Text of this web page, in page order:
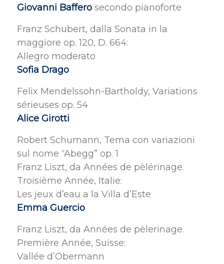
Giovanni Bafferosecondo pianoforte
Franz Schubert, dalla Sonata in la
maggiore op. 120, D. 664:
Allegro moderato
Sofia Drago
Felix Mendelssohn-Bartholdy, Variations
sérieuses op. 54
Alice Girotti
Robert Schumann, Tema con variazioni
sul nome “Abegg” op. 1
Franz Liszt, da Années de pèlérinage.
Troisième Année, Italie:
Les jeux d’eau a la Villa d’Este
Emma Guercio
Franz Liszt, da Années de pèlerinage.
Première Année, Suisse:
Vallée d’Obermann